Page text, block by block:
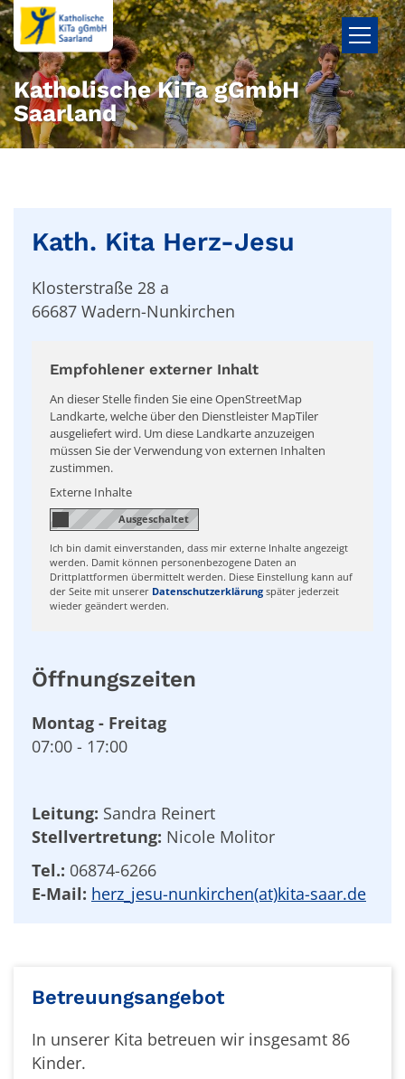
Zum Inhalt springen
Katholische KiTa gGmbH
Saarland
Kath. Kita Herz-Jesu
Klosterstraße 28 a
66687 Wadern-Nunkirchen
Empfohlener externer Inhalt
An dieser Stelle finden Sie eine OpenStreetMap
Landkarte, welche über den Dienstleister MapTiler
ausgeliefert wird. Um diese Landkarte anzuzeigen
müssen Sie der Verwendung von externen Inhalten
zustimmen.
Externe Inhalte
Ich bin damit einverstanden, dass mir externe Inhalte angezeigt
werden. Damit können personenbezogene Daten an
Drittplattformen übermittelt werden. Diese Einstellung kann auf
der Seite mit unserer Datenschutzerklärung später jederzeit
wieder geändert werden.
Öffnungszeiten
Montag - Freitag
07:00 - 17:00
Leitung: Sandra Reinert
Stellvertretung: Nicole Molitor
Tel.: 06874-6266
E-Mail: herz_jesu-nunkirchen(at)kita-saar.de
Betreuungsangebot
In unserer Kita betreuen wir insgesamt 86
Kinder.